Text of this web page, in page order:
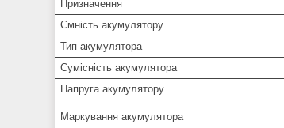
Призначення
Ємність акумулятору
Тип акумулятора
Сумісність акумулятора
Напруга акумулятору
Маркування акумулятора